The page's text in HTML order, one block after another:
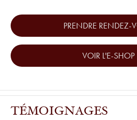
PRENDRE RENDEZ-
VOIR L'E-SHOP
TÉMOIGNAGES